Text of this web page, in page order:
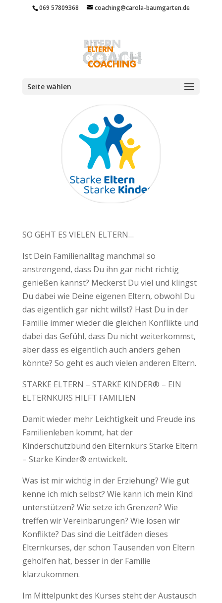
069 57809368 coaching@carola-baumgarten.de
Seite wählen
SO GEHT ES VIELEN ELTERN…
Ist Dein Familienalltag manchmal so
anstrengend, dass Du ihn gar nicht richtig
genießen kannst? Meckerst Du viel und klingst
Du dabei wie Deine eigenen Eltern, obwohl Du
das eigentlich gar nicht willst? Hast Du in der
Familie immer wieder die gleichen Konflikte und
dabei das Gefühl, dass Du nicht weiterkommst,
aber dass es eigentlich auch anders gehen
könnte? So geht es auch vielen anderen Eltern.
STARKE ELTERN – STARKE KINDER® – EIN
ELTERNKURS HILFT FAMILIEN
Damit wieder mehr Leichtigkeit und Freude ins
Familienleben kommt, hat der
Kinderschutzbund den Elternkurs Starke Eltern
– Starke Kinder® entwickelt.
Was ist mir wichtig in der Erziehung? Wie gut
kenne ich mich selbst? Wie kann ich mein Kind
unterstützen? Wie setze ich Grenzen? Wie
treffen wir Vereinbarungen? Wie lösen wir
Konflikte? Das sind die Leitfäden dieses
Elternkurses, der schon Tausenden von Eltern
geholfen hat, besser in der Familie
klarzukommen.
Im Mittelpunkt des Kurses steht der Austausch